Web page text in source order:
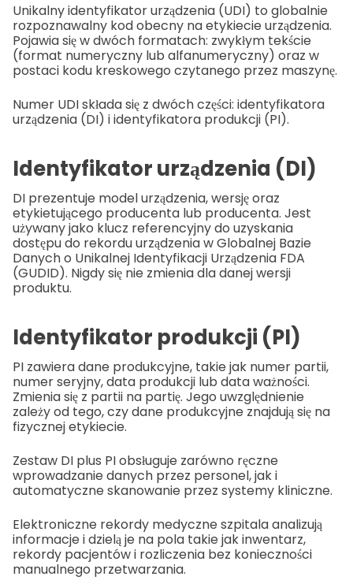
Unikalny identyfikator urządzenia (UDI) to globalnie
rozpoznawalny kod obecny na etykiecie urządzenia.
Pojawia się w dwóch formatach: zwykłym tekście
(format numeryczny lub alfanumeryczny) oraz w
postaci kodu kreskowego czytanego przez maszynę.
Numer UDI składa się z dwóch części: identyfikatora
urządzenia (DI) i identyfikatora produkcji (PI).
Identyfikator urządzenia (DI)
DI prezentuje model urządzenia, wersję oraz
etykietującego producenta lub producenta. Jest
używany jako klucz referencyjny do uzyskania
dostępu do rekordu urządzenia w Globalnej Bazie
Danych o Unikalnej Identyfikacji Urządzenia FDA
(GUDID). Nigdy się nie zmienia dla danej wersji
produktu.
Identyfikator produkcji (PI)
PI zawiera dane produkcyjne, takie jak numer partii,
numer seryjny, data produkcji lub data ważności.
Zmienia się z partii na partię. Jego uwzględnienie
zależy od tego, czy dane produkcyjne znajdują się na
fizycznej etykiecie.
Zestaw DI plus PI obsługuje zarówno ręczne
wprowadzanie danych przez personel, jak i
automatyczne skanowanie przez systemy kliniczne.
Elektroniczne rekordy medyczne szpitala analizują
informacje i dzielą je na pola takie jak inwentarz,
rekordy pacjentów i rozliczenia bez konieczności
manualnego przetwarzania.